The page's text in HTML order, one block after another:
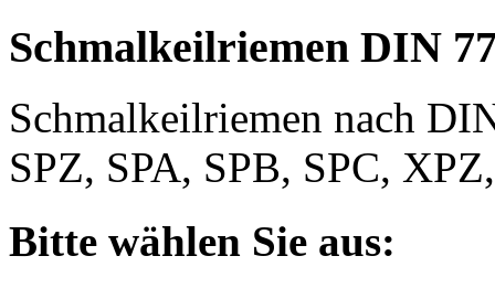
Schmalkeilriemen DIN
Schmalkeilriemen nach
SPZ, SPA, SPB, SPC,
Bitte wählen Sie aus: